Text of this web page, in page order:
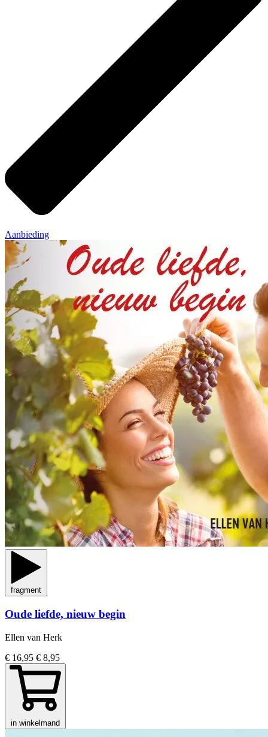
Aanbieding
fragment
Oude liefde, nieuw begin
Ellen van Herk
€ 16,95 € 8,95
in winkelmand